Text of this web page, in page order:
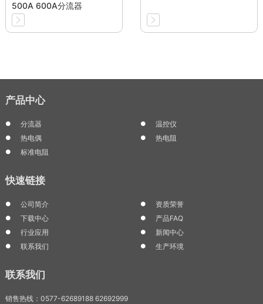
500A 600A分流器
产品中心
分流器
温控仪
热电偶
热电阻
标准电阻
快速链接
公司简介
资质荣誉
下载中心
产品FAQ
行业应用
新闻中心
联系我们
生产环境
联系我们
销售热线：0577-62689188 62692999